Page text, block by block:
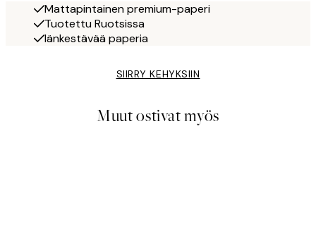
Mattapintainen premium-paperi
Tuotettu Ruotsissa
Iänkestävää paperia
SIIRRY KEHYKSIIN
Muut ostivat myös